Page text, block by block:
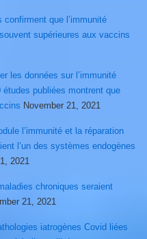
que l’immunité
supérieures aux vaccins
les données sur l’immunité
publiées montrent que
November 21, 2021
l’immunité et la réparation
l’un des systèmes endogènes
2021
chroniques seraient
21, 2021
iatrogènes Covid liées